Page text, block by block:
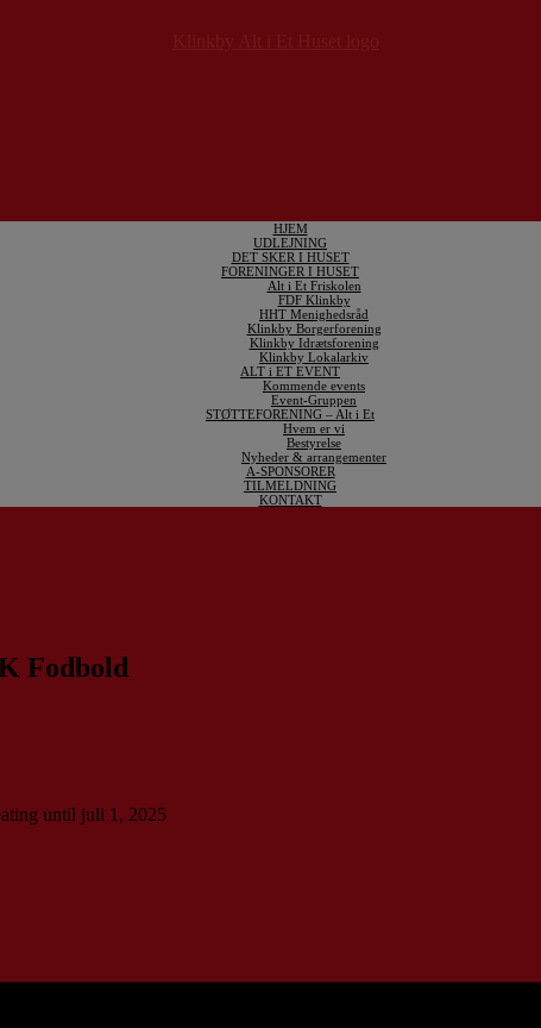
HJEM
UDLEJNING
DET SKER I HUSET
FORENINGER I HUSET
Alt i Et Friskolen
FDF Klinkby
HHT Menighedsråd
Klinkby Borgerforening
Klinkby Idrætsforening
Klinkby Lokalarkiv
ALT i ET EVENT
Kommende events
Event-Gruppen
STØTTEFORENING – Alt i Et
Hvem er vi
Bestyrelse
Nyheder & arrangementer
A-SPONSORER
TILMELDNING
KONTAKT
Fodbold
until juli 1, 2025